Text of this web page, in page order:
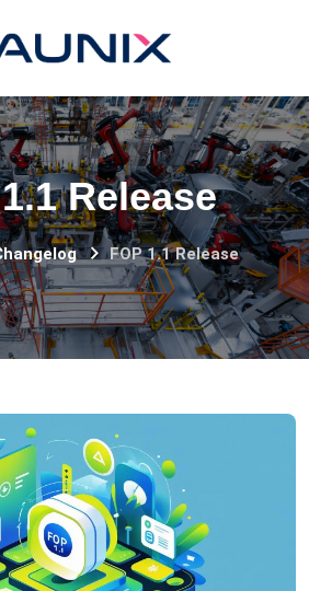
Release
FOP 1.1 Release